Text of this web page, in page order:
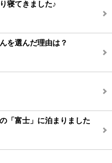
寝てきました♪
を選んだ理由は？
「富士」に泊まりました